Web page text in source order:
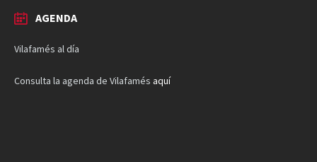
AGENDA
Vilafamés al día
Consulta la agenda de Vilafamés aquí